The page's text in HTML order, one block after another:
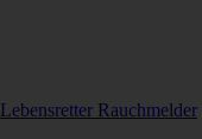
Lebensretter Rauchmelder